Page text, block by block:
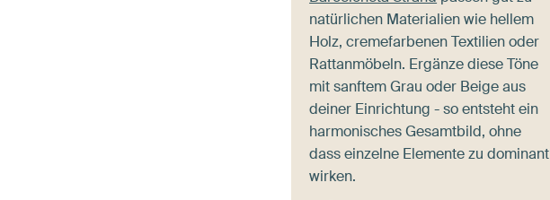
natürlichen Materialien wie hellem
Holz, cremefarbenen Textilien oder
Rattanmöbeln. Ergänze diese Töne
mit sanftem Grau oder Beige aus
deiner Einrichtung - so entsteht ein
harmonisches Gesamtbild, ohne
dass einzelne Elemente zu dominant
wirken.